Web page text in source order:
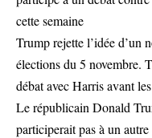
cette semaine
Trump rejette l’idée d’un
élections du 5 novembre.
débat avec Harris avant
Le républicain Donald
participerait pas à un